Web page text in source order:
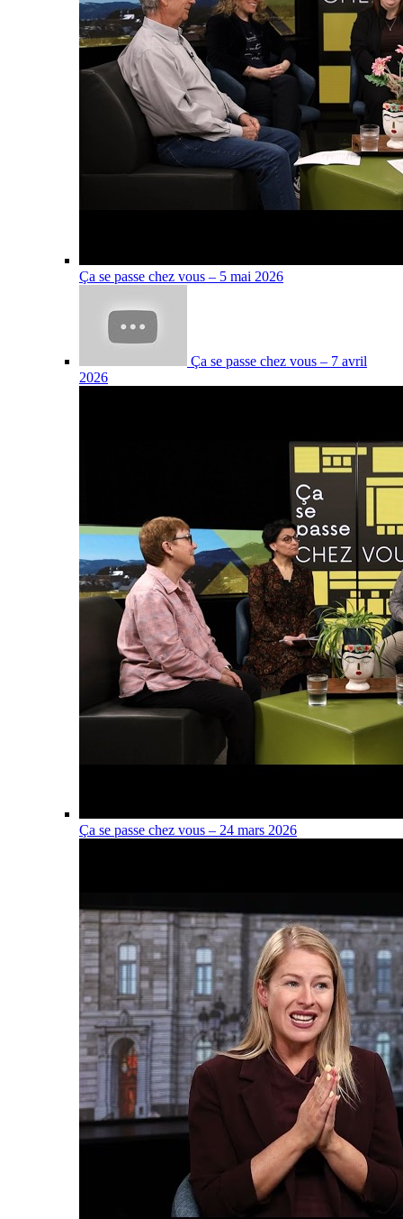
Ça se passe chez vous – 5 mai 2026
Ça se passe chez vous – 7 avril
2026
Ça se passe chez vous – 24 mars 2026